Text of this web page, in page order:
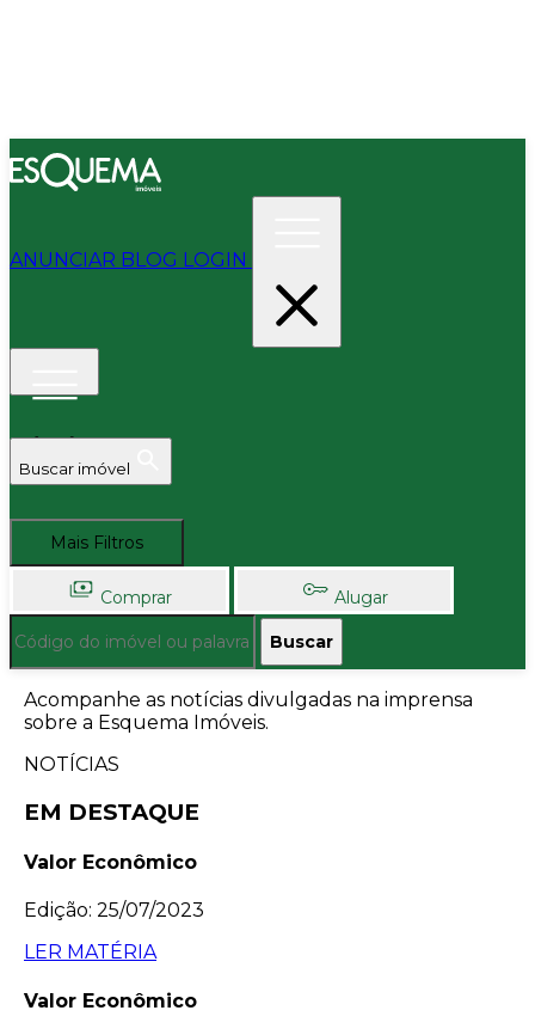
ANUNCIAR BLOG LOGIN
Buscar imóvel
Mais Filtros
Comprar Alugar
Buscar
Acompanhe as notícias divulgadas na imprensa
sobre a Esquema Imóveis.
NOTÍCIAS
EM DESTAQUE
Valor Econômico
Edição: 25/07/2023
LER MATÉRIA
Valor Econômico